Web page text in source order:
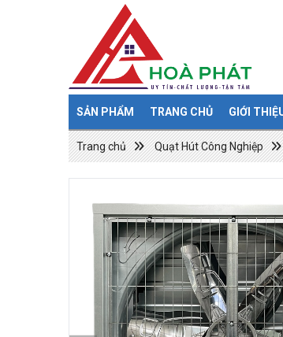
SẢN PHẨM TRANG CHỦ GIỚI
Trang chủ Quạt Hút Công Nghiệp